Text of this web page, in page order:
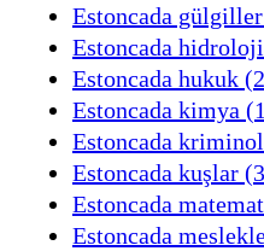
Estoncada gülgiller
Estoncada
Estoncada hukuk
Estoncada kimya
Estoncada
Estoncada kuşlar
Estoncada
Estoncada